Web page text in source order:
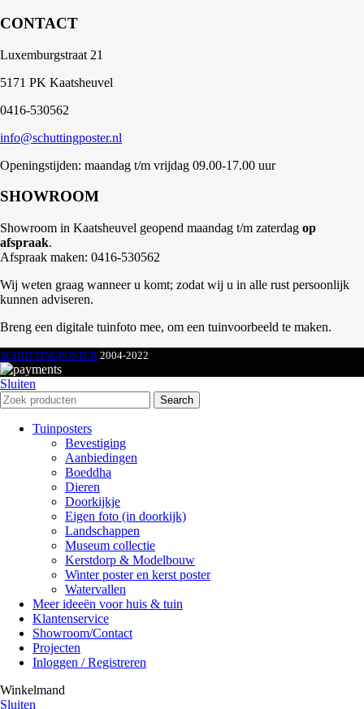
CONTACT
Luxemburgstraat 21
5171 PK Kaatsheuvel
0416-530562
info@schuttingposter.nl
Openingstijden: maandag t/m vrijdag 09.00-17.00 uur
SHOWROOM
Showroom in Kaatsheuvel geopend maandag t/m zaterdag op
afspraak.
Afspraak maken: 0416-530562
Wij weten graag wanneer u komt; zodat wij u in alle rust persoonlijk
kunnen adviseren.
Breng een digitale tuinfoto mee, om een tuinvoorbeeld te maken.
SCHUTTINGPOSTER 2004-2022
Sluiten
Search
Tuinposters
Bevestiging
Aanbiedingen
Boeddha
Dieren
Doorkijkje
Eigen foto (in doorkijk)
Landschappen
Museum collectie
Kerstdorp & Modelbouw
Winter poster en kerst poster
Watervallen
Meer ideeën voor huis & tuin
Klantenservice
Showroom/Contact
Projecten
Inloggen / Registreren
Winkelmand
Sluiten